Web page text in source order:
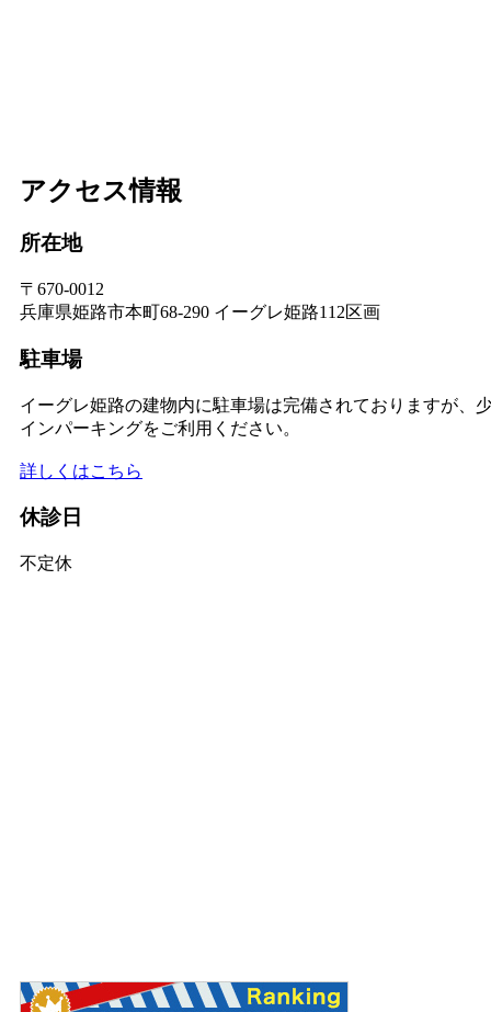
アクセス情報
所在地
〒670-0012
兵庫県姫路市本町68-290 イーグレ姫路112区画
駐車場
イーグレ姫路の建物内に駐車場は完備されておりますが、
インパーキングをご利用ください。
詳しくはこちら
休診日
不定休